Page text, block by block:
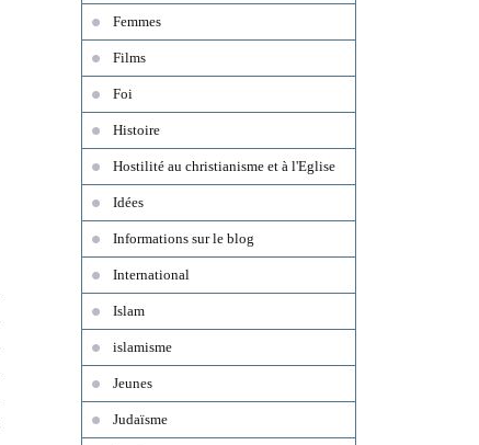
Femmes
Films
Foi
Histoire
Hostilité au christianisme et à l'Eglise
Idées
Informations sur le blog
International
Islam
islamisme
Jeunes
Judaïsme